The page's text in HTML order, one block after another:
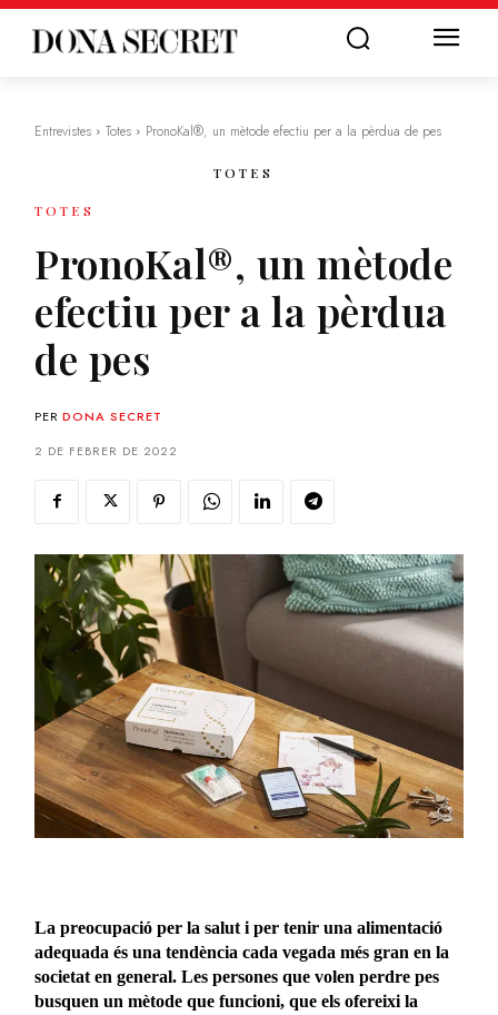
Entrevistes Totes PronoKal®, un mètode efectiu per a la pèrdua de pes
TOTES
TOTES
PronoKal®, un mètode
efectiu per a la pèrdua
de pes
PER DONA SECRET
2 DE FEBRER DE 2022
La preocupació per la salut i per tenir una alimentació
adequada és una tendència cada vegada més gran en la
societat en general. Les persones que volen perdre pes
busquen un mètode que funcioni, que els ofereixi la